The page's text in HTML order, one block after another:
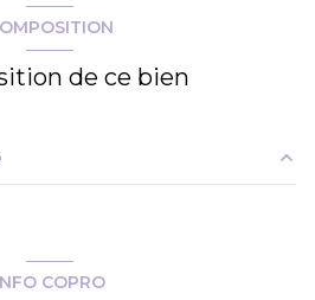
de ce bien
COPRO